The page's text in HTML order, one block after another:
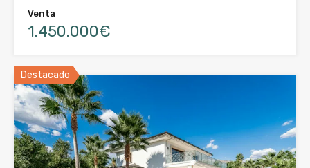
Venta
1.450.000€
Destacado